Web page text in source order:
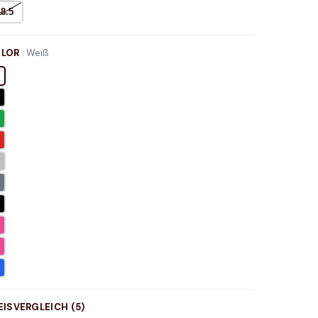
: Weiß
(5)